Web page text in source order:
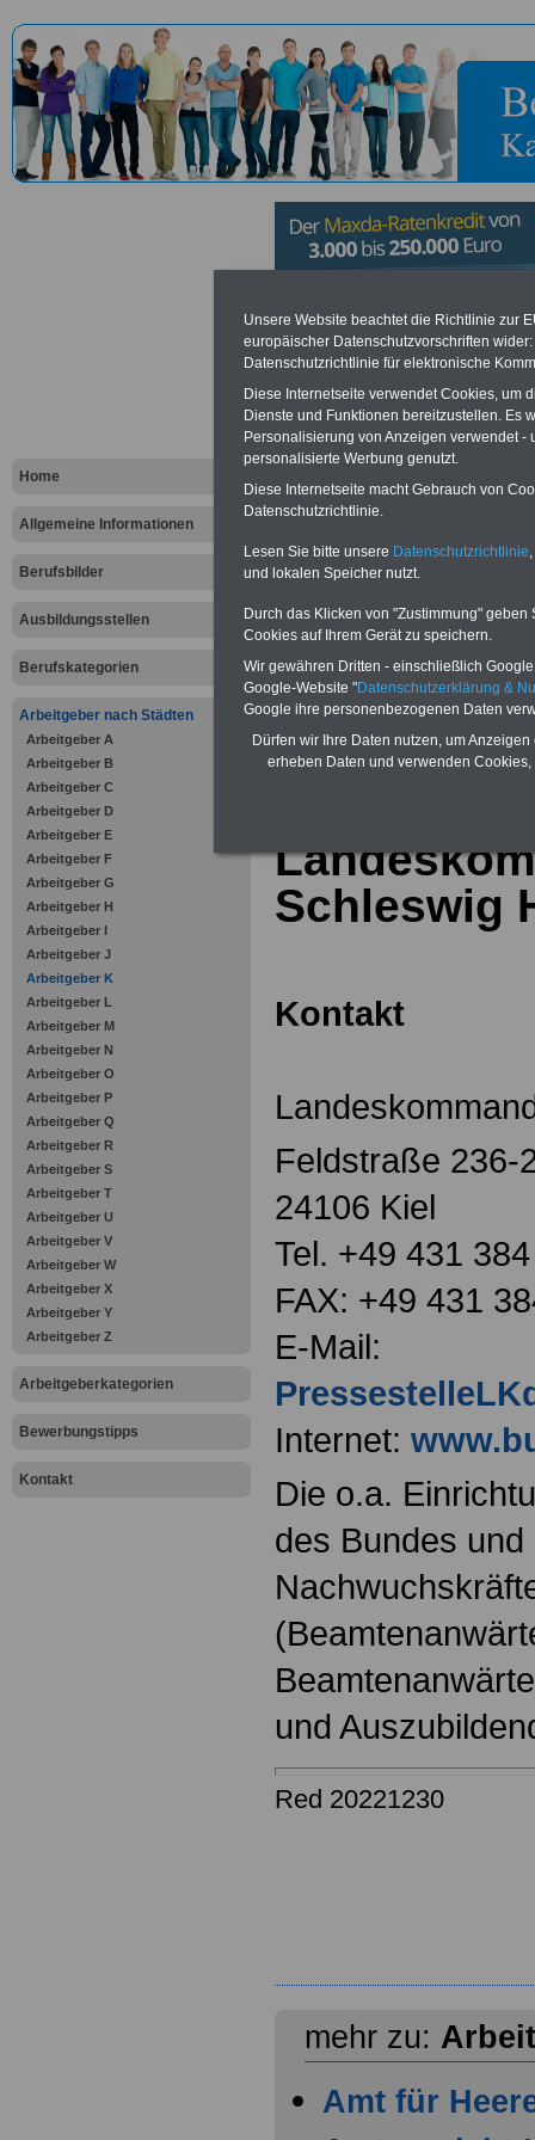
Home
Allgemeine Informationen
Berufsbilder
Ausbildungsstellen
Berufskategorien
Arbeitgeber nach Städten
Arbeitgeber A
Arbeitgeber B
Arbeitgeber C
Arbeitgeber D
Arbeitgeber E
Arbeitgeber F
Arbeitgeber G
Arbeitgeber H
Arbeitgeber I
Arbeitgeber J
Arbeitgeber K
Arbeitgeber L
Arbeitgeber M
Arbeitgeber N
Arbeitgeber O
Arbeitgeber P
Arbeitgeber Q
Arbeitgeber R
Arbeitgeber S
Arbeitgeber T
Arbeitgeber U
Arbeitgeber V
Arbeitgeber W
Arbeitgeber X
Arbeitgeber Y
Arbeitgeber Z
Arbeitgeberkategorien
Bewerbungstipps
Kontakt
Schleswig
Vorteile für den öffentlichen
Vergleichen und sparen
Bausparen schon ab 16 Jahren
Berufsunfähigkeitsabsicherung
Online-Vergleich Gesetzliche
Krankenkassen
Krankenversicherung
zurück zur
Schleswig
Kontakt
Feldstraße 236-
24106 Kiel
Tel. +49 431
FAX: +49 431
E-Mail:
Internet:
Die o.a.
des Bundes und
und
Red 20221230
mehr zu:
Amt für
Unsere Website beachtet die Richtlinie zur
europäischer Datenschutzvorschriften
Datenschutzrichtlinie für elektronische
Diese Internetseite verwendet Cookies, um
Dienste und Funktionen bereitzustellen. Es
Personalisierung von Anzeigen verwendet
personalisierte Werbung genutzt.
Diese Internetseite macht Gebrauch von
Datenschutzrichtlinie.
Lesen Sie bitte unsere Datenschutzrichtlinie
und lokalen Speicher nutzt.
Durch das Klicken von "Zustimmung"
Cookies auf Ihrem Gerät zu speichern.
Wir gewähren Dritten - einschließlich
Google-Website "Datenschutzerklärung &
Google ihre personenbezogenen Daten
Dürfen wir Ihre Daten nutzen, um
erheben Daten und verwenden